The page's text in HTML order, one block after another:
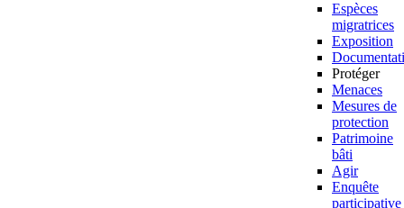
Espèces
migratrices
Exposition
Protéger
Menaces
Mesures de
protection
Patrimoine
bâti
Agir
Enquête
participative